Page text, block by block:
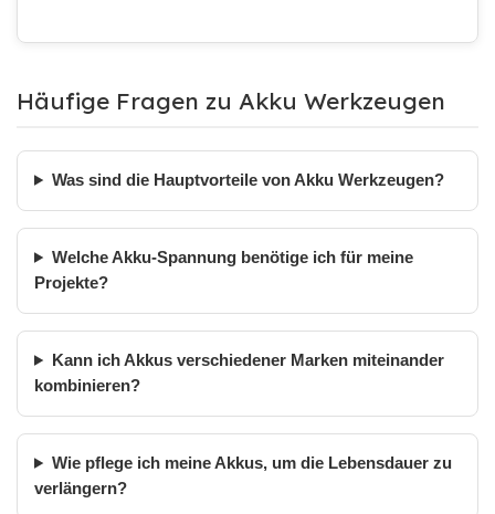
Häufige Fragen zu Akku Werkzeugen
Was sind die Hauptvorteile von Akku Werkzeugen?
Welche Akku-Spannung benötige ich für meine
Projekte?
Kann ich Akkus verschiedener Marken miteinander
kombinieren?
Wie pflege ich meine Akkus, um die Lebensdauer zu
verlängern?